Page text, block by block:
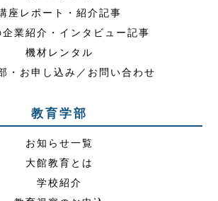
座レポート・紹介記事
企業紹介・インタビュー記事
機材レンタル
・お申し込み／お問い合わせ
教育学部
お知らせ一覧
大館教育とは
学校紹介